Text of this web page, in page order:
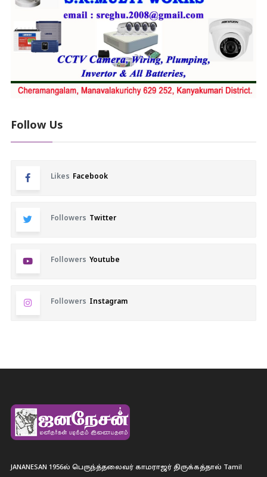
Follow Us
Likes Facebook
Followers Twitter
Followers Youtube
Followers Instagram
JANANESAN 1956ல் பெருந்த்தலைவர் காமராஜர் திருக்கத்தால் Tamil